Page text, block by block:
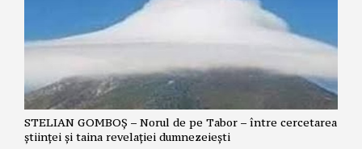
STELIAN GOMBOȘ – Norul de pe Tabor – între cercetarea
științei și taina revelației dumnezeiești